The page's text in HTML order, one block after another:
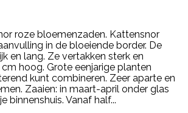
roze bloemenzaden. Kattensnor
in de bloeiende border. De
en lang. Ze vertakken sterk en
hoog. Grote eenjarige planten
kunt combineren. Zeer aparte en
Zaaien: in maart-april onder glas
binnenshuis. Vanaf half...